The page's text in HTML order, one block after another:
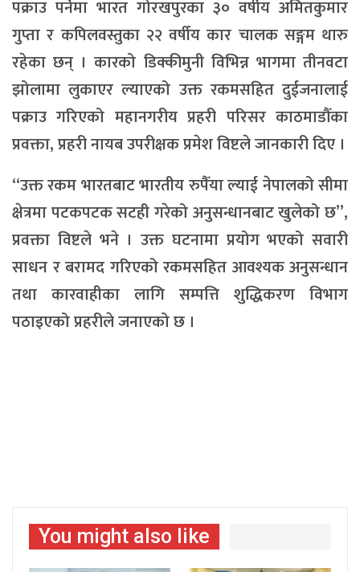
पक्राउ पर्नेमा भारत गोरखपुरका ३० वर्षीय अमितकुमार
गुप्ता र कपिलवस्तुका २२ वर्षीय कार चालक सङ्गम थारु
रहेका छन् । कारको डिक्कीमुनी विभिन्न भागमा तीनवटा
झोलामा लुकाएर ल्याएको उक्त रकमसहित दुईजनालाई
पक्राउ गरिएको महानगरीय प्रहरी परिसर काठमाडौँका
प्रवक्ता, प्रहरी नायब उपरीक्षक प्रमेश विष्टले जानकारी दिए ।
“उक्त रकम भारतबाट भारतीय रुपैँया ल्याई नेपालको सीमा
क्षेत्रमा पटकपटक सटही गरेको अनुसन्धानबाट खुलेको छ”,
प्रवक्ता विष्टले भने । उक्त घटनामा प्रयोग भएको सवारी
साधन र बरामद गरिएको रकमसहित आवश्यक अनुसन्धान
तथा कारवाहीका लागि सम्पत्ति शुद्धिकरण विभाग
पठाइएको प्रहरीले जनाएको छ ।
You might also like